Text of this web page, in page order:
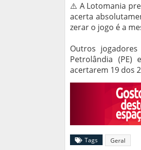
⚠️ A Lotomania
acerta
zerar o jogo é a
Outros
Petrolândia (PE)
acertarem 19 dos
Tags Geral